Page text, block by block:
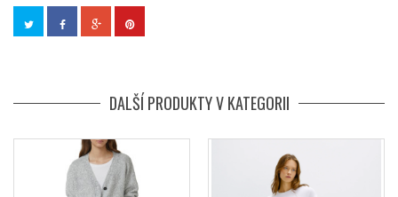
DALŠÍ PRODUKTY V KATEGORII